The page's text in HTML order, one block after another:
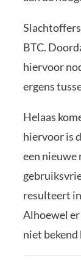
BTC.
hiervoor
ergens
Helaas
hiervoor is
een nieuwe
resulteert
Alhoewel
niet